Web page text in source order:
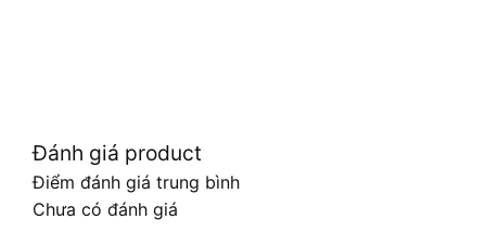
Đánh giá product
Điểm đánh giá trung bình
Chưa có đánh giá